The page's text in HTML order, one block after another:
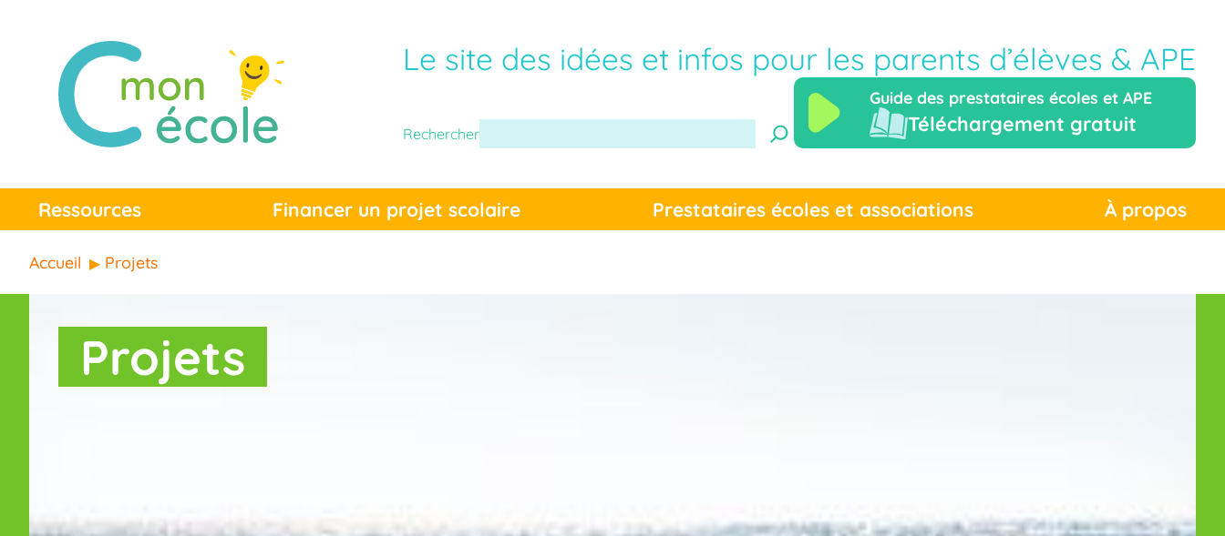
Le site des idées et infos pour les parents d’élèves & APE
Rechercher
Guide des prestataires écoles et APE
Téléchargement gratuit
Ressources Financer un projet scolaire Prestataires écoles et associations À propos
Accueil Projets
Projets